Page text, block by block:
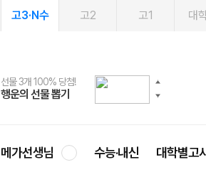
고3·N수 고2 고1 대
선물 3개 100% 당첨!
행운의 선물 뽑기
선물 100% 증정!
메가스터디 X 올리브
여름방학 스터디 캐시백
메가런 썸머스쿨
2027 러셀 단과
강사 공개선발
스마트러닝앱
설문 EVENT
메가패스
3일 무료 체험권
메가패스 수강생 무료혜택!
메가클럽 멤버십
사회공헌 캠페인
희망이룸 메가나눔
메가선생님 수능·내신 대학별고